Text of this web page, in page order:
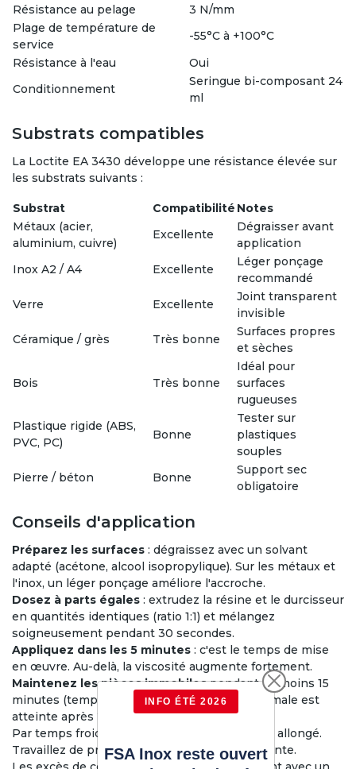
Résistance au pelage
3 N/mm
Plage de température de
service
-55°C à +100°C
Résistance à l'eau
Oui
Conditionnement
Seringue bi-composant 24
ml
Substrats compatibles
La Loctite EA 3430 développe une résistance élevée sur
les substrats suivants :
Substrat Compatibilité Notes
Métaux (acier,
aluminium, cuivre)
Excellente
Dégraisser avant
application
Inox A2 / A4
Excellente
Léger ponçage
recommandé
Verre
Excellente
Joint transparent
invisible
Céramique / grès
Très bonne
Surfaces propres
et sèches
Bois Très bonne
Idéal pour
surfaces
rugueuses
Plastique rigide (ABS,
PVC, PC)
Bonne
Tester sur
plastiques
souples
Pierre / béton
Bonne
Support sec
obligatoire
Conseils d'application
Préparez les surfaces : dégraissez avec un solvant
adapté (acétone, alcool isopropylique). Sur les métaux et
l'inox, un léger ponçage améliore l'accroche.
Dosez à parts égales : extrudez la résine et le durcisseur
en quantités identiques (ratio 1:1) et mélangez
soigneusement pendant 30 secondes.
Appliquez dans les 5 minutes : c'est le temps de mise
en œuvre. Au-delà, la viscosité augmente fortement.
Maintenez les pièces immobilespendant au moins 15
minutes (temps de prise). La résistance maximale est
atteinte après 24 heures à 20°C.
Par temps froid (< 15°C), le temps de prise est allongé.
Travaillez de préférence à température ambiante.
INFO ÉTÉ 2026
FSA Inox reste ouvert